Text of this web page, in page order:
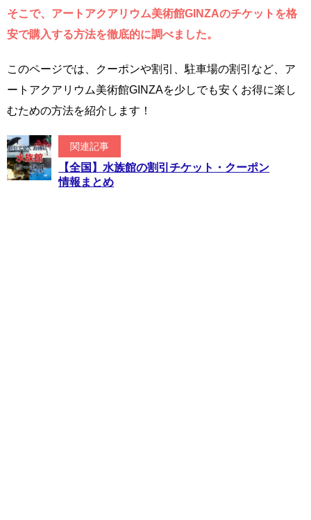
そこで、アートアクアリウム美術館GINZAのチケットを格
安で購入する方法を徹底的に調べました。
このページでは、クーポンや割引、駐車場の割引など、ア
ートアクアリウム美術館GINZAを少しでも安くお得に楽し
むための方法を紹介します！
関連記事
【全国】水族館の割引チケット・クーポン
情報まとめ